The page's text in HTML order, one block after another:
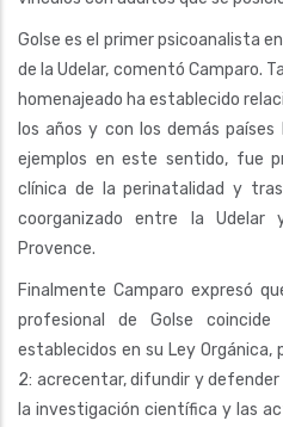
Golse es el primer psicoanalista
de la Udelar, comentó Camparo.
homenajeado ha establecido
los años y con los demás
ejemplos en este sentido, fue
clínica de la perinatalidad y
coorganizado entre la Udelar
Provence.
Finalmente Camparo expresó
profesional de Golse
establecidos en su Ley
2: acrecentar, difundir y
la investigación científica y las